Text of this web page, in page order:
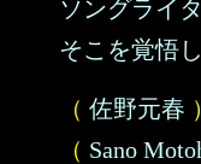
ソングライ
そこを覚悟
（ 佐野元春 ）
（ Sano